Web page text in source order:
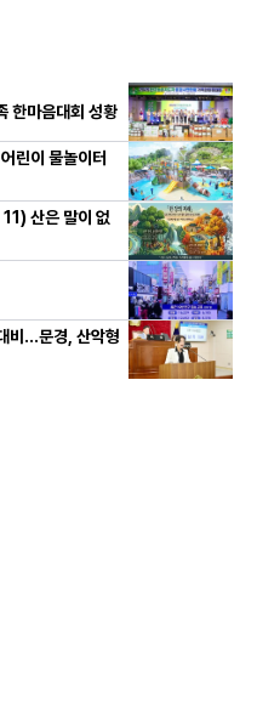
한마음대회 성황
린이 물놀이터
산은 말이 없
비…문경, 산악형